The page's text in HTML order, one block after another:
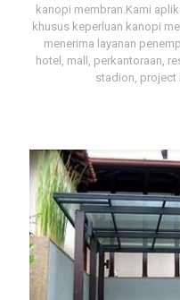
kanopi membran.Kami
khusus keperluan kanopi
menerima layanan
hotel, mall, perkantoraan,
stadion, project